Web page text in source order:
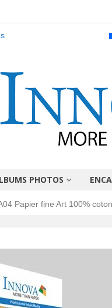
PHOTOS
Papier fine Art 100%